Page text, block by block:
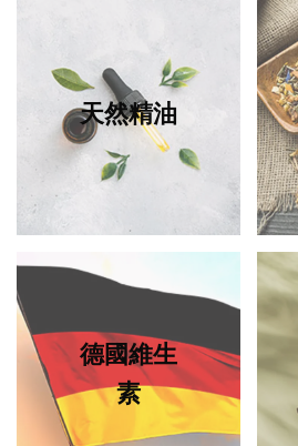
天然精油
德國維生
素